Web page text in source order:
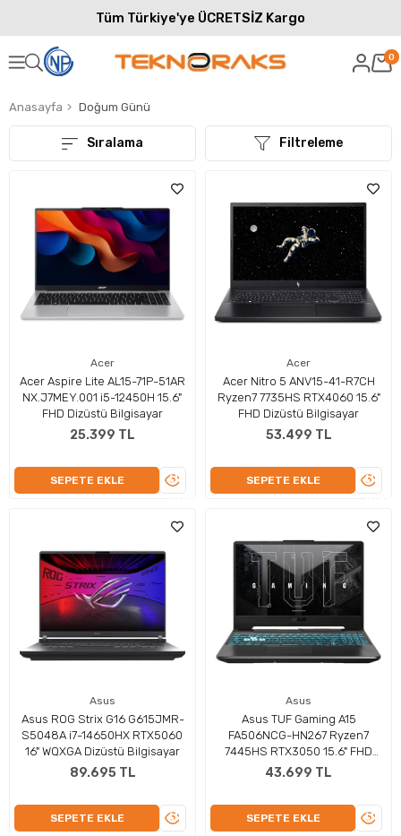
Tüm Türkiye'ye ÜCRETSİZ Kargo
0
Anasayfa Doğum Günü
Filtreleme
Sıralama
Acer
Acer Aspire Lite AL15-71P-51AR
NX.J7MEY.001 i5-12450H 15.6"
FHD Dizüstü Bilgisayar
25.399 TL
SEPETE EKLE
ÜRÜNÜ
Acer
Acer Nitro 5 ANV15-41-R7CH
Ryzen7 7735HS RTX4060 15.6"
FHD Dizüstü Bilgisayar
53.499 TL
SEPETE EKLE
Asus
Asus ROG Strix G16 G615JMR-
S5048A i7-14650HX RTX5060
16" WQXGA Dizüstü Bilgisayar
89.695 TL
SEPETE EKLE
ÜRÜNÜ
Asus
Asus TUF Gaming A15
FA506NCG-HN267 Ryzen7
7445HS RTX3050 15.6" FHD
Dizüstü Bilgisayar
43.699 TL
SEPETE EKLE